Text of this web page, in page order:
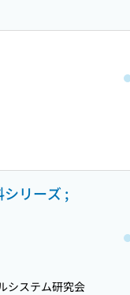
リーズ ;
システム研究会